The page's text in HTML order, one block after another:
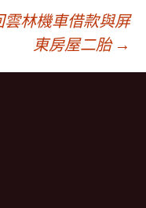
林機車借款與屏
東房屋二胎 →